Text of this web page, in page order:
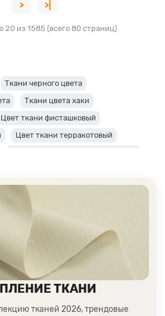
> >|
20 из 1585 (всего 80 страниц)
Ткани черного цвета
Ткани цвета хаки
Цвет ткани фисташковый
Цвет ткани терракотовый
Цвет ткани розовый
Ткани оливкового цвета
Ткани цвета айвори, молочные оттенки
оттенков
Ткани цвета какао
Ткани зеленого цвета
ТКАНИ
тканей 2026, трендовые